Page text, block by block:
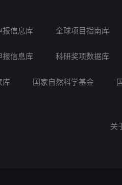
报信息库 全球项目指南库
报信息库 科研奖项数据库
库 国家自然科学基金
关